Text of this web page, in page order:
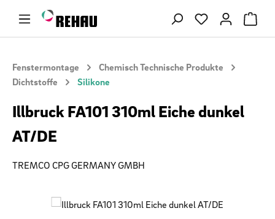
Zum Hauptinhalt springen Du hast 0
Fenstermontage
Chemisch Technische Produkte
Dichtstoffe
Silikone
Illbruck FA101 310ml Eiche dunkel
AT/DE
TREMCO CPG GERMANY GMBH
Bildergalerie überspringen